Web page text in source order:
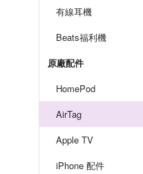
有線耳機
Beats福利機
原廠配件
HomePod
AirTag
Apple TV
iPhone 配件